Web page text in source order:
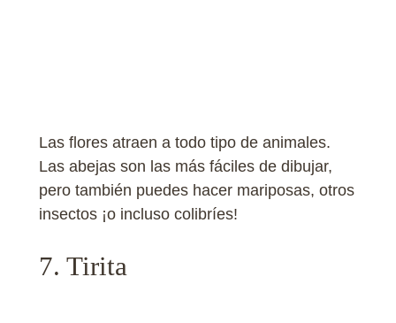
Las flores atraen a todo tipo de animales.
Las abejas son las más fáciles de dibujar,
pero también puedes hacer mariposas, otros
insectos ¡o incluso colibríes!
7. Tirita